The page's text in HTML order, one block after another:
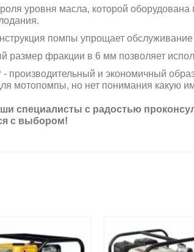
уровня масла, которой
помпы упрощает
размер фракции в 6 мм позволяет
- производительный и экономичный
мотопомпы, но нет понимания какую
специалисты с радостью
с выбором!